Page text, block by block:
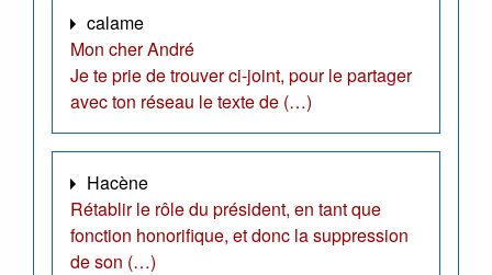
calame
Mon cher André
Je te prie de trouver ci-joint, pour le partager
avec ton réseau le texte de (…)
Hacène
Rétablir le rôle du président, en tant que
fonction honorifique, et donc la suppression
de son (…)